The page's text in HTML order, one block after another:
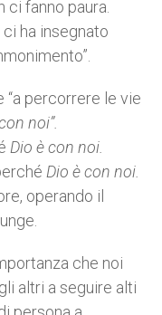
fanno paura.
ha insegnato
“a percorrere le vie
noi”.
Dio è con noi.
Dio è con noi.
operando il
che noi
altri a seguire alti